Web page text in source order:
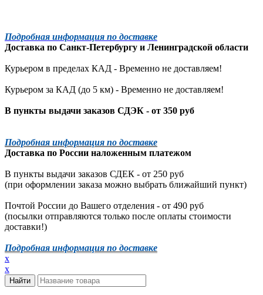
Подробная информация по доставке
Доставка по Санкт-Петербургу и Ленинградской области
Курьером в пределах КАД - Временно не доставляем!
Курьером за КАД (до 5 км) - Временно не доставляем!
В пункты выдачи заказов СДЭК - от 350 руб
Подробная информация по доставке
Доставка по России наложенным платежом
В пункты выдачи заказов СДЕК - от 250 руб
(при оформлении заказа можно выбрать ближайший пункт)
Почтой России до Вашего отделения - от 490 руб
(посылки отправляются только после оплаты стоимости
доставки!)
Подробная информация по доставке
x
x